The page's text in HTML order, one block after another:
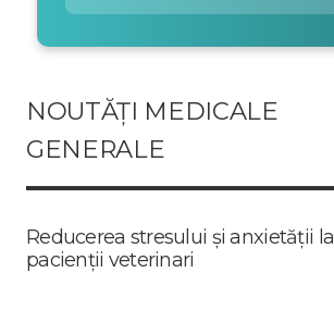
NOUTĂȚI MEDICALE
GENERALE
Reducerea stresului și anxietății la
pacienții veterinari